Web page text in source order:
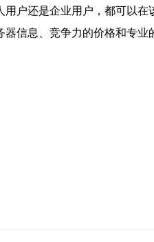
户还是企业用户，都可以
信息、竞争力的价格和专